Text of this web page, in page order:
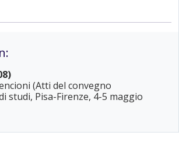
(Atti del convegno
studi, Pisa-Firenze, 4-5 maggio